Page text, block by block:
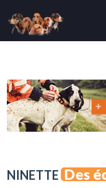
NINETTE Des